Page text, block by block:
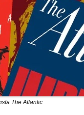
The Atlantic